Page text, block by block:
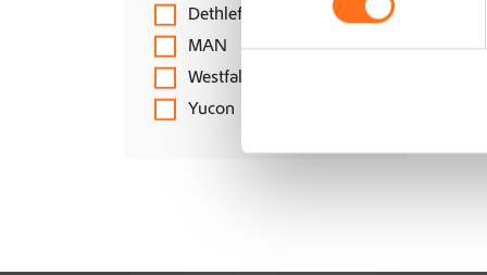
s
n
e
Terrawagen
Vickywood
Warn
Dethleffs
MAN
Westfalia
Yucon